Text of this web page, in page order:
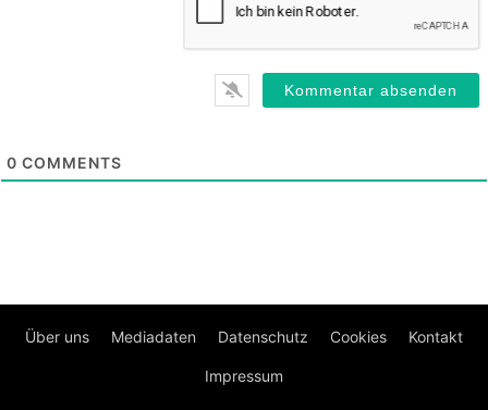
0 COMMENTS
Über uns Mediadaten Datenschutz Cookies Kontakt
Impressum